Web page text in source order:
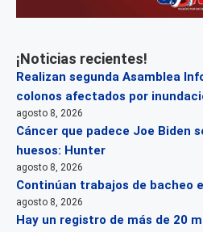
¡Noticias recientes!
Realizan segunda Asamblea
colonos afectados por
agosto 8, 2026
Cáncer que padece Joe Biden
huesos: Hunter
agosto 8, 2026
Continúan trabajos de bacheo
agosto 8, 2026
Hay un registro de más de 20